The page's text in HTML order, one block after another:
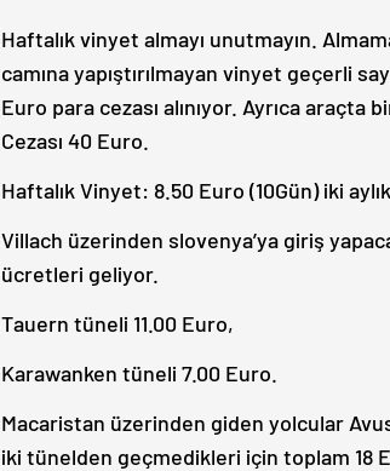
Haftalık vinyet almayı unutmayın.
camına yapıştırılmayan vinyet geçerli
Euro para cezası alınıyor. Ayrıca
Cezası 40 Euro.
Haftalık Vinyet: 8.50 Euro (10Gün) iki
Villach üzerinden slovenya’ya giriş
ücretleri geliyor.
Tauern tüneli 11.00 Euro,
Karawanken tüneli 7.00 Euro.
Macaristan üzerinden giden yolcular
iki tünelden geçmedikleri için toplam 18